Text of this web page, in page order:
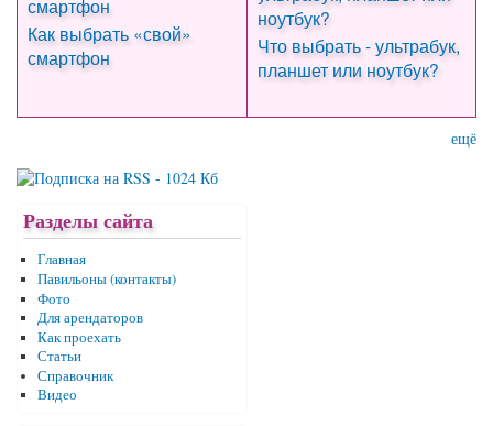
Как выбрать «свой»
смартфон
Что выбрать - ультрабук,
планшет или ноутбук?
ещё
Разделы сайта
Главная
Павильоны (контакты)
Фото
Для арендаторов
Как проехать
Статьи
Справочник
Видео